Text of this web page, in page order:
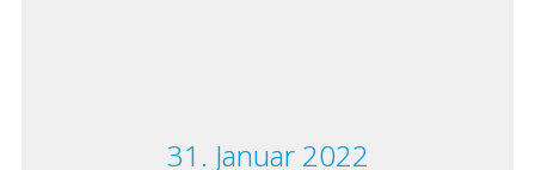
31. Januar 2022